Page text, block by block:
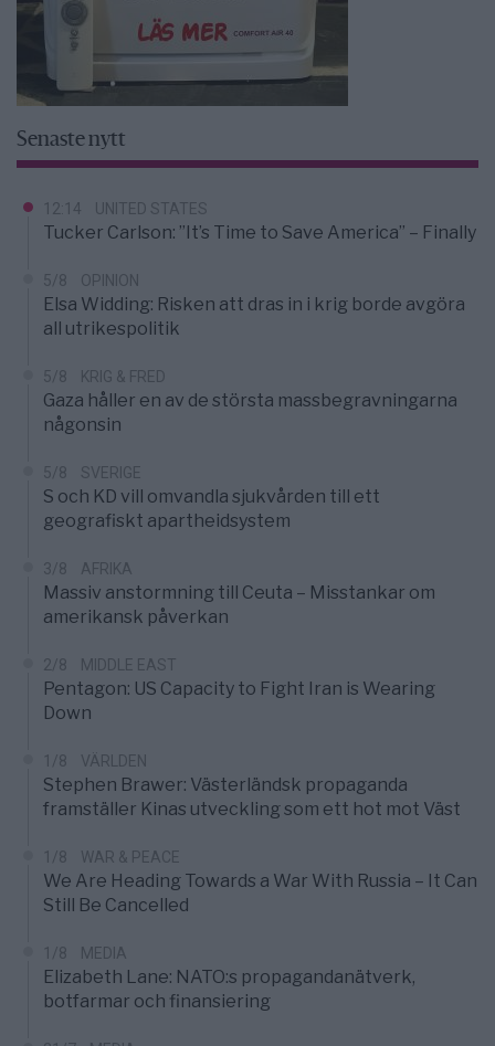
Senaste nytt
12:14 UNITED STATES
Tucker Carlson: ”It’s Time to Save America” – Finally
5/8 OPINION
Elsa Widding: Risken att dras in i krig borde avgöra
all utrikespolitik
5/8 KRIG & FRED
Gaza håller en av de största massbegravningarna
någonsin
5/8 SVERIGE
S och KD vill omvandla sjukvården till ett
geografiskt apartheidsystem
3/8 AFRIKA
Massiv anstormning till Ceuta – Misstankar om
amerikansk påverkan
2/8 MIDDLE EAST
Pentagon: US Capacity to Fight Iran is Wearing
Down
1/8 VÄRLDEN
Stephen Brawer: Västerländsk propaganda
framställer Kinas utveckling som ett hot mot Väst
1/8 WAR & PEACE
We Are Heading Towards a War With Russia – It Can
Still Be Cancelled
1/8 MEDIA
Elizabeth Lane: NATO:s propagandanätverk,
botfarmar och finansiering